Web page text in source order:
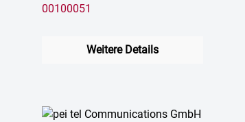
00100051
Weitere Details